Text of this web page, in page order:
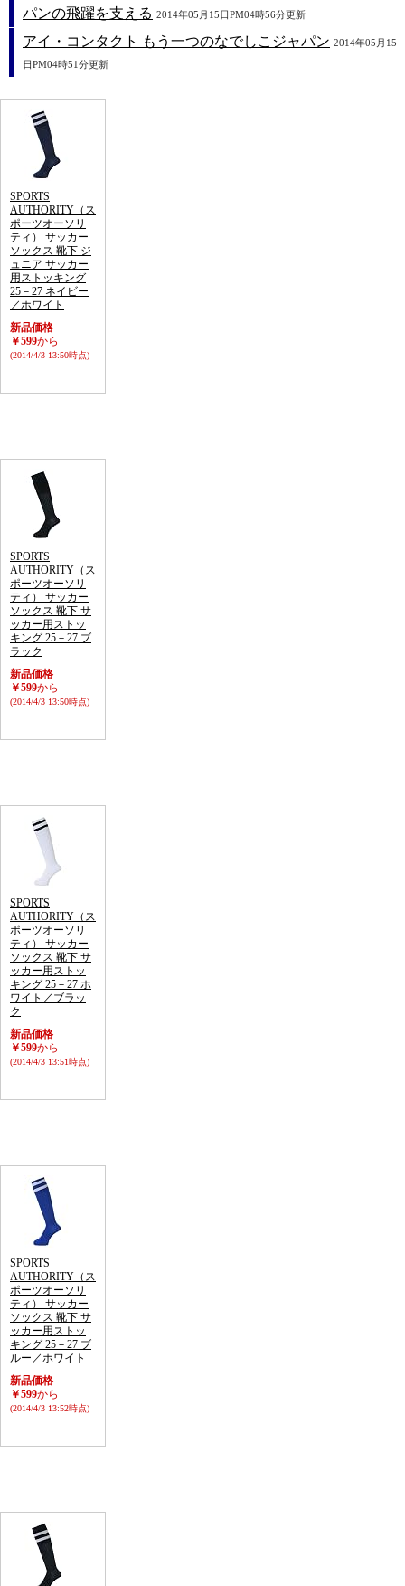
パンの飛躍を支える 2014年05月15日PM04時56分更新
アイ・コンタクト もう一つのなでしこジャパン 2014年05月15
日PM04時51分更新
SPORTS
AUTHORITY（ス
ポーツオーソリ
ティ） サッカー
ソックス 靴下 ジ
ュニア サッカー
用ストッキング
25－27 ネイビー
／ホワイト
新品価格
￥599から
(2014/4/3 13:50時点)
SPORTS
AUTHORITY（ス
ポーツオーソリ
ティ） サッカー
ソックス 靴下 サ
ッカー用ストッ
キング 25－27 ブ
ラック
新品価格
￥599から
(2014/4/3 13:50時点)
SPORTS
AUTHORITY（ス
ポーツオーソリ
ティ） サッカー
ソックス 靴下 サ
ッカー用ストッ
キング 25－27 ホ
ワイト／ブラッ
ク
新品価格
￥599から
(2014/4/3 13:51時点)
SPORTS
AUTHORITY（ス
ポーツオーソリ
ティ） サッカー
ソックス 靴下 サ
ッカー用ストッ
キング 25－27 ブ
ルー／ホワイト
新品価格
￥599から
(2014/4/3 13:52時点)